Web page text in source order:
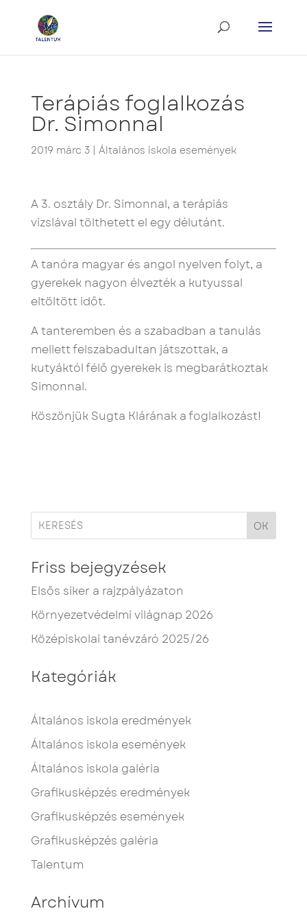
Terápiás foglalkozás
Dr. Simonnal
2019 márc 3| Általános iskola események
A 3. osztály Dr. Simonnal, a terápiás
vizslával tölthetett el egy délutánt.
A tanóra magyar és angol nyelven folyt, a
gyerekek nagyon élvezték a kutyussal
eltöltött időt.
A tanteremben és a szabadban a tanulás
mellett felszabadultan játszottak, a
kutyáktól félő gyerekek is megbarátkoztak
Simonnal.
Köszönjük Sugta Klárának a foglalkozást!
OK
Friss bejegyzések
Elsős siker a rajzpályázaton
Környezetvédelmi világnap 2026
Középiskolai tanévzáró 2025/26
Kategóriák
Általános iskola eredmények
Általános iskola események
Általános iskola galéria
Grafikusképzés eredmények
Grafikusképzés események
Grafikusképzés galéria
Talentum
Archívum